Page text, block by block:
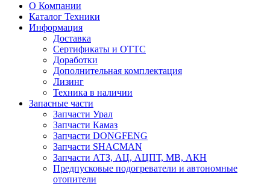
О Компании
Каталог Техники
Информация
Доставка
Сертификаты и ОТТС
Доработки
Дополнительная комплектация
Лизинг
Техника в наличии
Запасные части
Запчасти Урал
Запчасти Камаз
Запчасти DONGFENG
Запчасти SHACMAN
Запчасти АТЗ, АЦ, АЦПТ, МВ, АКН
Предпусковые подогреватели и автономные
отопители